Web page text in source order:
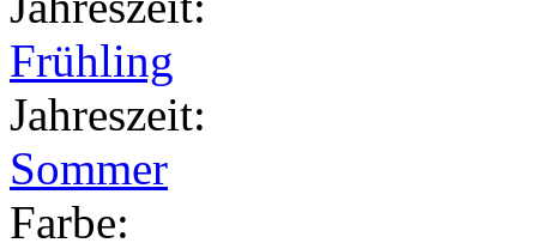
Frühling
Jahreszeit:
Sommer
Farbe: